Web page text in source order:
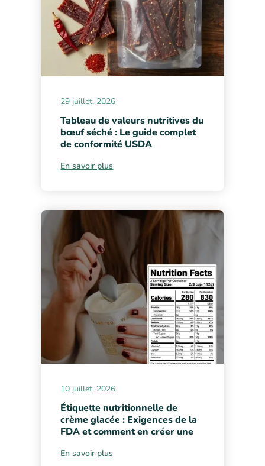
29 juillet, 2026
Tableau de valeurs nutritives du
bœuf séché : Le guide complet
de conformité USDA
En savoir plus
10 juillet, 2026
Étiquette nutritionnelle de
crème glacée : Exigences de la
FDA et comment en créer une
En savoir plus